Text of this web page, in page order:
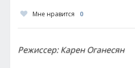
Мне нравится 0
Режиссер: Карен Оганесян